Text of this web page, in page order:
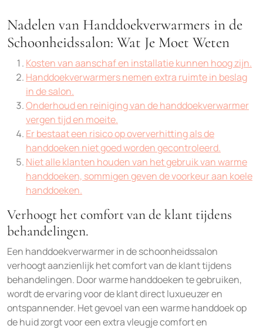
Nadelen van Handdoekverwarmers in de
Schoonheidssalon: Wat Je Moet Weten
Kosten van aanschaf en installatie kunnen hoog zijn.
Handdoekverwarmers nemen extra ruimte in beslag
in de salon.
Onderhoud en reiniging van de handdoekverwarmer
vergen tijd en moeite.
Er bestaat een risico op oververhitting als de
handdoeken niet goed worden gecontroleerd.
Niet alle klanten houden van het gebruik van warme
handdoeken, sommigen geven de voorkeur aan koele
handdoeken.
Verhoogt het comfort van de klant tijdens
behandelingen.
Een handdoekverwarmer in de schoonheidssalon
verhoogt aanzienlijk het comfort van de klant tijdens
behandelingen. Door warme handdoeken te gebruiken,
wordt de ervaring voor de klant direct luxueuzer en
ontspannender. Het gevoel van een warme handdoek op
de huid zorgt voor een extra vleugje comfort en